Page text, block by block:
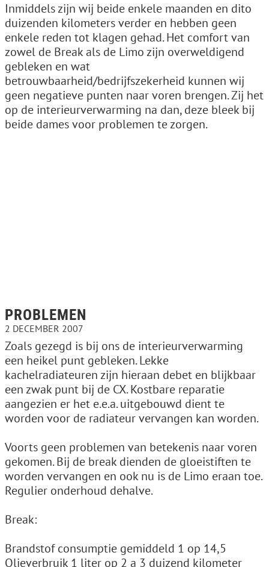
Inmiddels zijn wij beide enkele maanden en dito
duizenden kilometers verder en hebben geen
enkele reden tot klagen gehad. Het comfort van
zowel de Break als de Limo zijn overweldigend
gebleken en wat
betrouwbaarheid/bedrijfszekerheid kunnen wij
geen negatieve punten naar voren brengen. Zij het
op de interieurverwarming na dan, deze bleek bij
beide dames voor problemen te zorgen.
PROBLEMEN
2 DECEMBER 2007
Zoals gezegd is bij ons de interieurverwarming
een heikel punt gebleken. Lekke
kachelradiateuren zijn hieraan debet en blijkbaar
een zwak punt bij de CX. Kostbare reparatie
aangezien er het e.e.a. uitgebouwd dient te
worden voor de radiateur vervangen kan worden.
Voorts geen problemen van betekenis naar voren
gekomen. Bij de break dienden de gloeistiften te
worden vervangen en ook nu is de Limo eraan toe.
Regulier onderhoud dehalve.
Break:
Brandstof consumptie gemiddeld 1 op 14,5
Olieverbruik 1 liter op 2 a 3 duizend kilometer